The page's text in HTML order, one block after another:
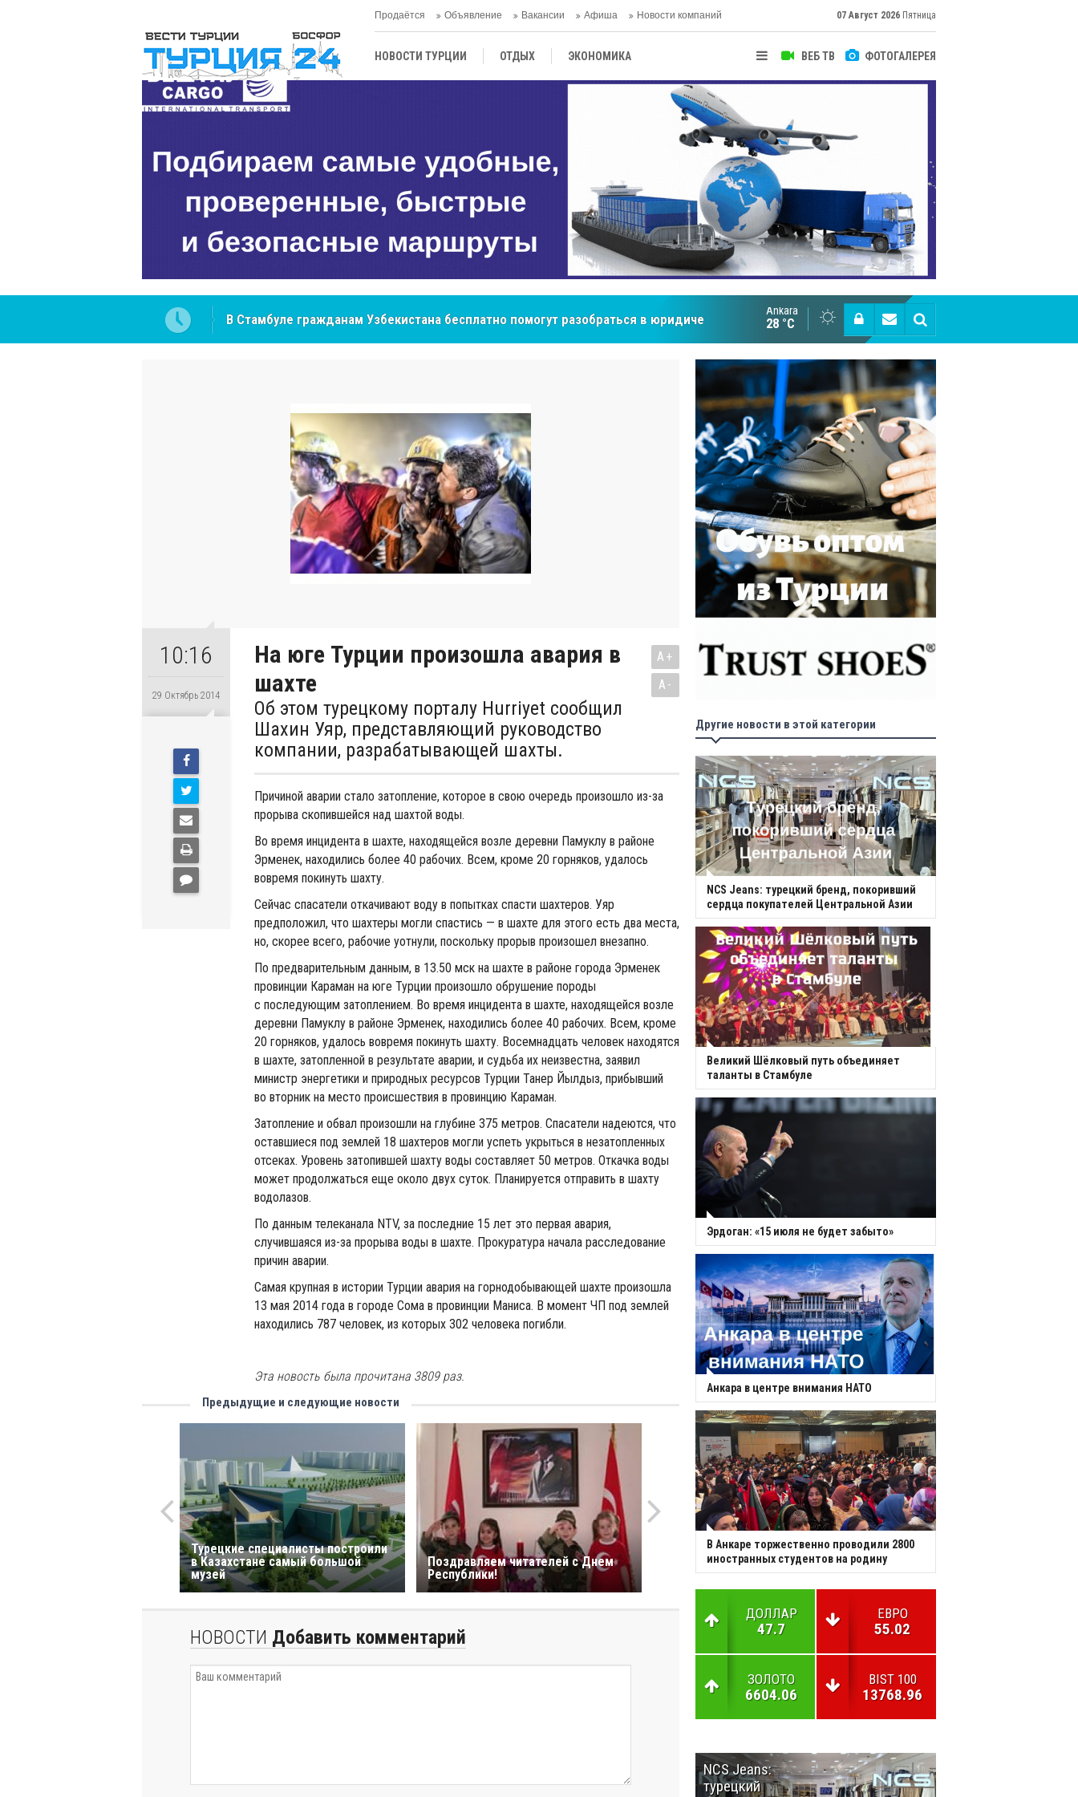
Продаётся Объявление Вакансии Афиша Новости компаний 07 Август 2026 Пятница
ВЕБ ТВ ФОТОГАЛЕРЕЯ
НОВОСТИ ТУРЦИИ ОТДЫХ ЭКОНОМИКА
ЦЕНТРАЛЬНАЯ АЗИЯ
В Стамбуле гражданам Узбекистана бесплатно помогут разобраться в юридических
NCS Jeans: турецкий бренд, покоривший сердца покупателей Центральной Азии
Cottonhill покоряет мировые рынки
Ankara
28 °C
10:16
29 Октябрь 2014
На юге Турции произошла авария в
шахте
Об этом турецкому порталу Hurriyet сообщил
Шахин Уяр, представляющий руководство
компании, разрабатывающей шахты.
A+
A-
Причиной аварии стало затопление, которое в свою очередь произошло из-за
прорыва скопившейся над шахтой воды.
Во время инцидента в шахте, находящейся возле деревни Памуклу в районе
Эрменек, находились более 40 рабочих. Всем, кроме 20 горняков, удалось
вовремя покинуть шахту.
Сейчас спасатели откачивают воду в попытках спасти шахтеров. Уяр
предположил, что шахтеры могли спастись — в шахте для этого есть два места,
но, скорее всего, рабочие уотнули, поскольку прорыв произошел внезапно.
По предварительным данным, в 13.50 мск на шахте в районе города Эрменек
провинции Караман на юге Турции произошло обрушение породы
с последующим затоплением. Во время инцидента в шахте, находящейся возле
деревни Памуклу в районе Эрменек, находились более 40 рабочих. Всем, кроме
20 горняков, удалось вовремя покинуть шахту. Восемнадцать человек находятся
в шахте, затопленной в результате аварии, и судьба их неизвестна, заявил
министр энергетики и природных ресурсов Турции Танер Йылдыз, прибывший
во вторник на место происшествия в провинцию Караман.
Затопление и обвал произошли на глубине 375 метров. Спасатели надеются, что
оставшиеся под землей 18 шахтеров могли успеть укрыться в незатопленных
отсеках. Уровень затопившей шахту воды составляет 50 метров. Откачка воды
может продолжаться еще около двух суток. Планируется отправить в шахту
водолазов.
По данным телеканала NTV, за последние 15 лет это первая авария,
случившаяся из-за прорыва воды в шахте. Прокуратура начала расследование
причин аварии.
Самая крупная в истории Турции авария на горнодобывающей шахте произошла
13 мая 2014 года в городе Сома в провинции Маниса. В момент ЧП под землей
находились 787 человек, из которых 302 человека погибли.
Эта новость была прочитана 3809 раз.
Предыдущие и следующие новости
Турецкие специалисты построили
в Казахстане самый большой
музей
Поздравляем читателей с Днем
Республики!
НОВОСТИ Добавить комментарий
Другие новости в этой категории
NCS Jeans: турецкий бренд, покоривший
сердца покупателей Центральной Азии
Великий Шёлковый путь объединяет
таланты в Стамбуле
Эрдоган: «15 июля не будет забыто»
Анкара в центре внимания НАТО
В Анкаре торжественно проводили 2800
иностранных студентов на родину
ДОЛЛАР
47.7
ЕВРО
55.02
ЗОЛОТО
6604.06
BIST 100
13768.96
NCS Jeans:
турецкий